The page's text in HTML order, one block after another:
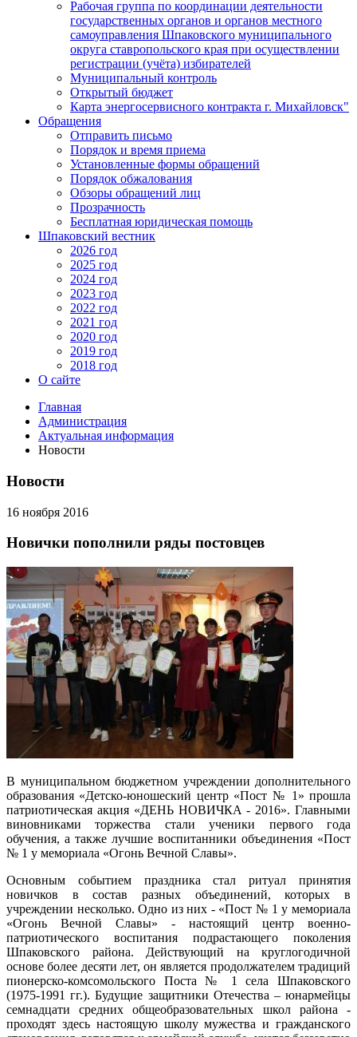
Рабочая группа по координации деятельности
государственных органов и органов местного
самоуправления Шпаковского муниципального
округа ставропольского края при осуществлении
регистрации (учёта) избирателей
Муниципальный контроль
Открытый бюджет
Карта энергосервисного контракта г. Михайловск"
Обращения
Отправить письмо
Порядок и время приема
Установленные формы обращений
Порядок обжалования
Обзоры обращений лиц
Прозрачность
Бесплатная юридическая помощь
Шпаковский вестник
2026 год
2025 год
2024 год
2023 год
2022 год
2021 год
2020 год
2019 год
2018 год
О сайте
Главная
Администрация
Актуальная информация
Новости
Новости
16 ноября 2016
Новички пополнили ряды постовцев
В муниципальном бюджетном учреждении дополнительного
образования «Детско-юношеский центр «Пост № 1» прошла
патриотическая акция «ДЕНЬ НОВИЧКА - 2016». Главными
виновниками торжества стали ученики первого года
обучения, а также лучшие воспитанники объединения «Пост
№ 1 у мемориала «Огонь Вечной Славы».
Основным событием праздника стал ритуал принятия
новичков в состав разных объединений, которых в
учреждении несколько. Одно из них - «Пост № 1 у мемориала
«Огонь Вечной Славы» - настоящий центр военно-
патриотического воспитания подрастающего поколения
Шпаковского района. Действующий на круглогодичной
основе более десяти лет, он является продолжателем традиций
пионерско-комсомольского Поста № 1 села Шпаковского
(1975-1991 гг.). Будущие защитники Отечества – юнармейцы
семнадцати средних общеобразовательных школ района -
проходят здесь настоящую школу мужества и гражданского